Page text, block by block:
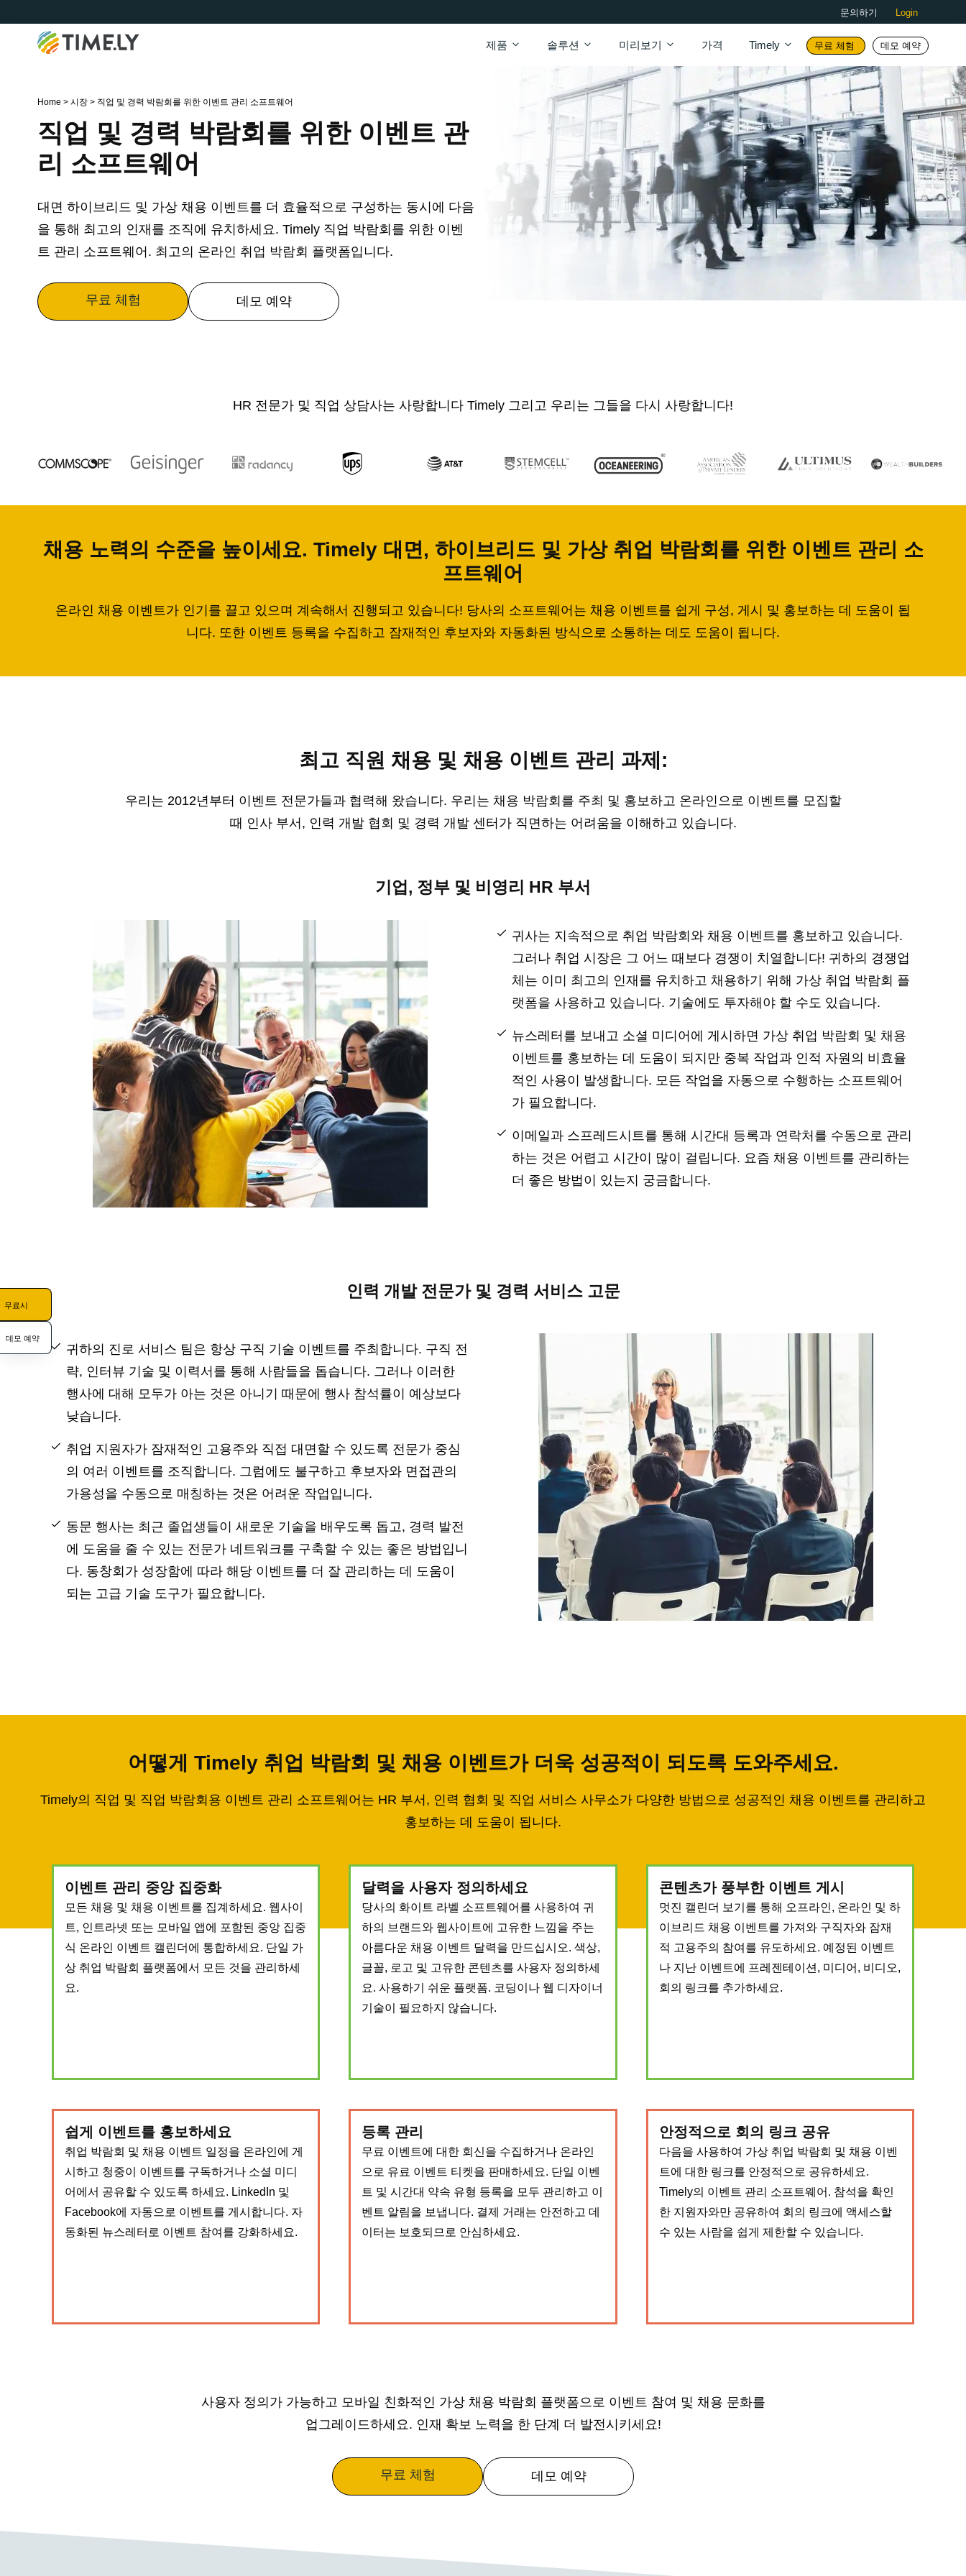
문의하기 Login
Timely
제품 솔루션 미리보기 가격 Timely 무료 체험 데모 예약
무료시
데모 예약
Home > 시장 > 직업 및 경력 박람회를 위한 이벤트 관리 소프트웨어
직업 및 경력 박람회를 위한 이벤트 관
리 소프트웨어
대면 하이브리드 및 가상 채용 이벤트를 더 효율적으로 구성하는 동시에 다음
을 통해 최고의 인재를 조직에 유치하세요. Timely 직업 박람회를 위한 이벤
트 관리 소프트웨어. 최고의 온라인 취업 박람회 플랫폼입니다.
무료 체험 데모 예약
HR 전문가 및 직업 상담사는 사랑합니다 Timely 그리고 우리는 그들을 다시 사랑합니다!
채용 노력의 수준을 높이세요. Timely 대면, 하이브리드 및 가상 취업 박람회를 위한 이벤트 관리 소
프트웨어
온라인 채용 이벤트가 인기를 끌고 있으며 계속해서 진행되고 있습니다! 당사의 소프트웨어는 채용 이벤트를 쉽게 구성, 게시 및 홍보하는 데 도움이 됩
니다. 또한 이벤트 등록을 수집하고 잠재적인 후보자와 자동화된 방식으로 소통하는 데도 도움이 됩니다.
최고 직원 채용 및 채용 이벤트 관리 과제:
우리는 2012년부터 이벤트 전문가들과 협력해 왔습니다. 우리는 채용 박람회를 주최 및 홍보하고 온라인으로 이벤트를 모집할
때 인사 부서, 인력 개발 협회 및 경력 개발 센터가 직면하는 어려움을 이해하고 있습니다.
기업, 정부 및 비영리 HR 부서
귀사는 지속적으로 취업 박람회와 채용 이벤트를 홍보하고 있습니다.
그러나 취업 시장은 그 어느 때보다 경쟁이 치열합니다! 귀하의 경쟁업
체는 이미 최고의 인재를 유치하고 채용하기 위해 가상 취업 박람회 플
랫폼을 사용하고 있습니다. 기술에도 투자해야 할 수도 있습니다.
뉴스레터를 보내고 소셜 미디어에 게시하면 가상 취업 박람회 및 채용
이벤트를 홍보하는 데 도움이 되지만 중복 작업과 인적 자원의 비효율
적인 사용이 발생합니다. 모든 작업을 자동으로 수행하는 소프트웨어
가 필요합니다.
이메일과 스프레드시트를 통해 시간대 등록과 연락처를 수동으로 관리
하는 것은 어렵고 시간이 많이 걸립니다. 요즘 채용 이벤트를 관리하는
더 좋은 방법이 있는지 궁금합니다.
인력 개발 전문가 및 경력 서비스 고문
귀하의 진로 서비스 팀은 항상 구직 기술 이벤트를 주최합니다. 구직 전
략, 인터뷰 기술 및 이력서를 통해 사람들을 돕습니다. 그러나 이러한
행사에 대해 모두가 아는 것은 아니기 때문에 행사 참석률이 예상보다
낮습니다.
취업 지원자가 잠재적인 고용주와 직접 대면할 수 있도록 전문가 중심
의 여러 이벤트를 조직합니다. 그럼에도 불구하고 후보자와 면접관의
가용성을 수동으로 매칭하는 것은 어려운 작업입니다.
동문 행사는 최근 졸업생들이 새로운 기술을 배우도록 돕고, 경력 발전
에 도움을 줄 수 있는 전문가 네트워크를 구축할 수 있는 좋은 방법입니
다. 동창회가 성장함에 따라 해당 이벤트를 더 잘 관리하는 데 도움이
되는 고급 기술 도구가 필요합니다.
어떻게 Timely 취업 박람회 및 채용 이벤트가 더욱 성공적이 되도록 도와주세요.
Timely의 직업 및 직업 박람회용 이벤트 관리 소프트웨어는 HR 부서, 인력 협회 및 직업 서비스 사무소가 다양한 방법으로 성공적인 채용 이벤트를 관리하고
홍보하는 데 도움이 됩니다.
이벤트 관리 중앙 집중화
모든 채용 및 채용 이벤트를 집계하세요. 웹사이
트, 인트라넷 또는 모바일 앱에 포함된 중앙 집중
식 온라인 이벤트 캘린더에 통합하세요. 단일 가
상 취업 박람회 플랫폼에서 모든 것을 관리하세
요.
달력을 사용자 정의하세요
당사의 화이트 라벨 소프트웨어를 사용하여 귀
하의 브랜드와 웹사이트에 고유한 느낌을 주는
아름다운 채용 이벤트 달력을 만드십시오. 색상,
글꼴, 로고 및 고유한 콘텐츠를 사용자 정의하세
요. 사용하기 쉬운 플랫폼. 코딩이나 웹 디자이너
기술이 필요하지 않습니다.
콘텐츠가 풍부한 이벤트 게시
멋진 캘린더 보기를 통해 오프라인, 온라인 및 하
이브리드 채용 이벤트를 가져와 구직자와 잠재
적 고용주의 참여를 유도하세요. 예정된 이벤트
나 지난 이벤트에 프레젠테이션, 미디어, 비디오,
회의 링크를 추가하세요.
쉽게 이벤트를 홍보하세요
취업 박람회 및 채용 이벤트 일정을 온라인에 게
시하고 청중이 이벤트를 구독하거나 소셜 미디
어에서 공유할 수 있도록 하세요. LinkedIn 및
Facebook에 자동으로 이벤트를 게시합니다. 자
동화된 뉴스레터로 이벤트 참여를 강화하세요.
등록 관리
무료 이벤트에 대한 회신을 수집하거나 온라인
으로 유료 이벤트 티켓을 판매하세요. 단일 이벤
트 및 시간대 약속 유형 등록을 모두 관리하고 이
벤트 알림을 보냅니다. 결제 거래는 안전하고 데
이터는 보호되므로 안심하세요.
안정적으로 회의 링크 공유
다음을 사용하여 가상 취업 박람회 및 채용 이벤
트에 대한 링크를 안정적으로 공유하세요.
Timely의 이벤트 관리 소프트웨어. 참석을 확인
한 지원자와만 공유하여 회의 링크에 액세스할
수 있는 사람을 쉽게 제한할 수 있습니다.
사용자 정의가 가능하고 모바일 친화적인 가상 채용 박람회 플랫폼으로 이벤트 참여 및 채용 문화를
업그레이드하세요. 인재 확보 노력을 한 단계 더 발전시키세요!
무료 체험 데모 예약